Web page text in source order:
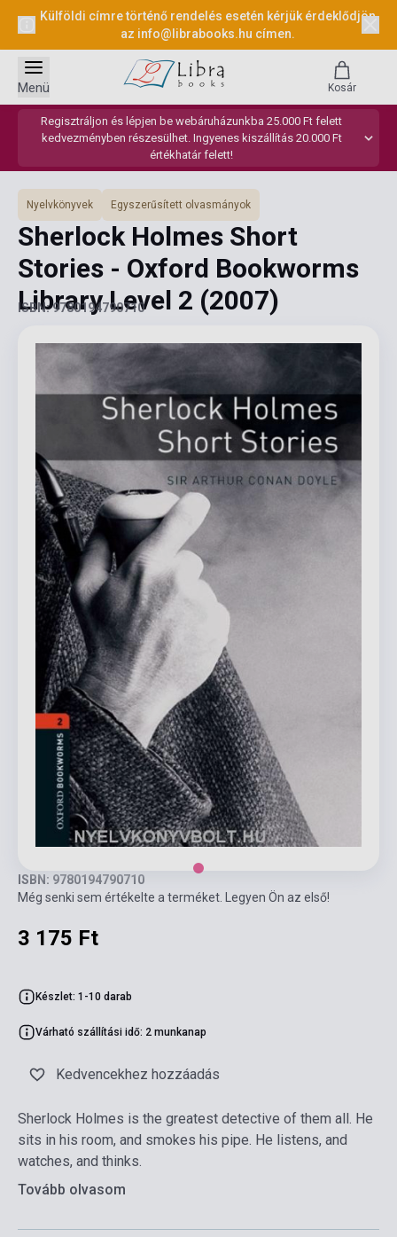
Külföldi címre történő rendelés esetén kérjük érdeklődjön
az info@librabooks.hu címen.
Regisztráljon és lépjen be webáruházunkba 25.000 Ft felett
kedvezményben részesülhet. Ingyenes kiszállítás 20.000 Ft
értékhatár felett!
Menü Kosár
Nyelvkönyvek Egyszerűsített olvasmányok
Sherlock Holmes Short
Stories - Oxford Bookworms
Library Level 2 (2007)
ISBN: 9780194790710
ISBN: 9780194790710
Még senki sem értékelte a terméket. Legyen Ön az első!
3 175 Ft
Készlet: 1-10 darab
Várható szállítási idő: 2 munkanap
Kedvencekhez hozzáadás
Sherlock Holmes is the greatest detective of them all. He
sits in his room, and smokes his pipe. He listens, and
watches, and thinks.
Tovább olvasom